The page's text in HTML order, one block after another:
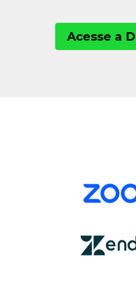
Acesse a